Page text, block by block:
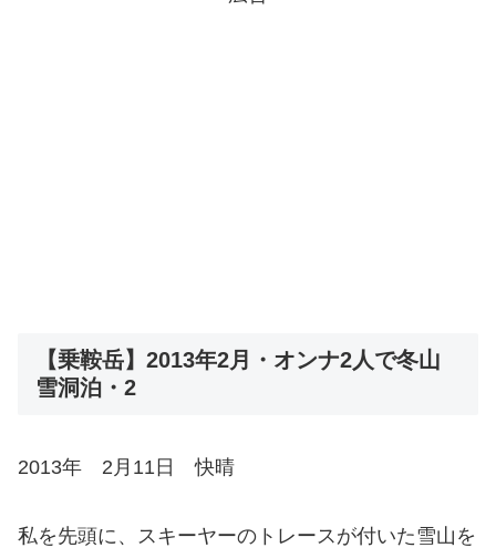
【乗鞍岳】2013年2月・オンナ2人で冬山
雪洞泊・2
2013年 2月11日 快晴
私を先頭に、スキーヤーのトレースが付いた雪山を